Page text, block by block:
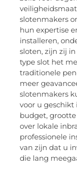
slotenmakers
hun expertise
installeren,
sloten, zijn zij
type slot het
traditionele
meer
slotenmakers
voor u geschikt
budget,
over lokale
professionele
van zijn dat u
die lang